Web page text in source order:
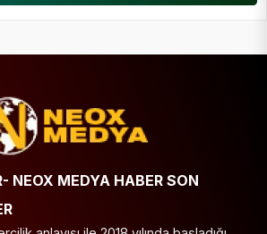
NEOX MEDYA HABER SON